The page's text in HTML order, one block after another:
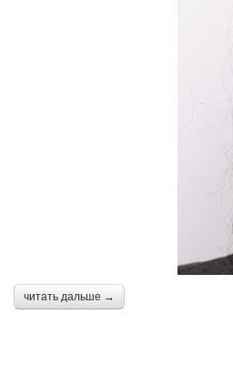
читать дальше →